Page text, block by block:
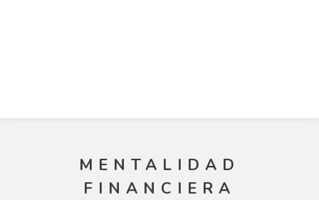
MENTALIDAD
FINANCIERA